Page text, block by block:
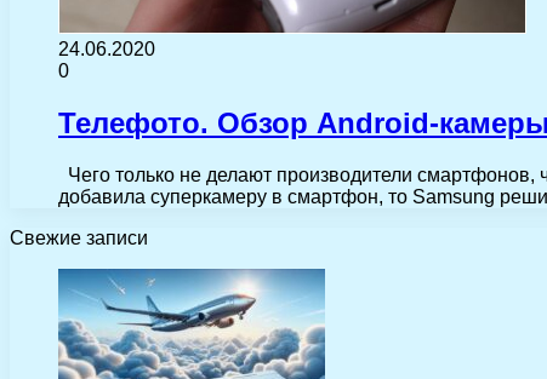
24.06.2020
0
Телефото. Обзор Android-
Чего только не делают производители
добавила суперкамеру в смартфон, то Samsung
Свежие записи